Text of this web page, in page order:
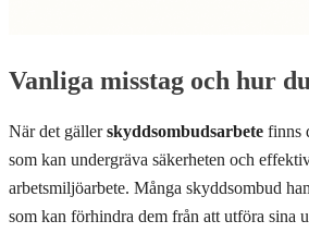
Vanliga misstag och hur
När det gällerskyddsombudsarbete finns
som kan undergräva säkerheten och
arbetsmiljöarbete. Många skyddsombud
som kan förhindra dem från att utföra sina